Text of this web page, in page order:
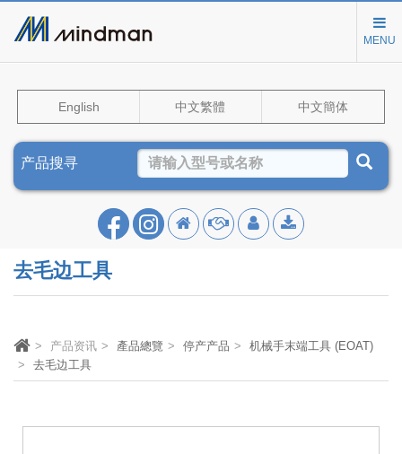
MENU
English 中文繁體 中文簡体
产品搜寻
去毛边工具
产品资讯 產品總覽 停产产品
机械手末端工具 (EOAT)
去毛边工具